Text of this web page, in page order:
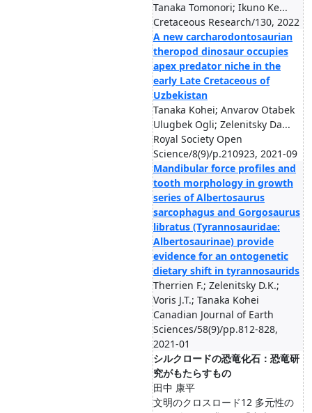
Tanaka Tomonori; Ikuno Ke...
Cretaceous Research/130, 2022
A new carcharodontosaurian
theropod dinosaur occupies
apex predator niche in the
early Late Cretaceous of
Uzbekistan
Tanaka Kohei; Anvarov Otabek
Ulugbek Ogli; Zelenitsky Da...
Royal Society Open
Science/8(9)/p.210923, 2021-09
Mandibular force profiles and
tooth morphology in growth
series of Albertosaurus
sarcophagus and Gorgosaurus
libratus (Tyrannosauridae:
Albertosaurinae) provide
evidence for an ontogenetic
dietary shift in tyrannosaurids
Therrien F.; Zelenitsky D.K.;
Voris J.T.; Tanaka Kohei
Canadian Journal of Earth
Sciences/58(9)/pp.812-828,
2021-01
シルクロードの恐竜化石：恐竜研
究がもたらすもの
田中 康平
文明のクロスロード12 多元性の